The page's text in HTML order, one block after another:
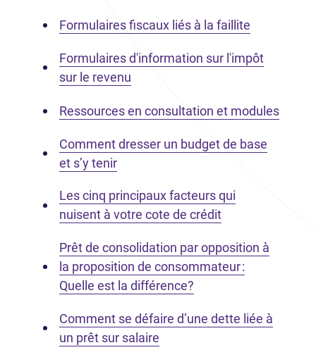
Formulaires fiscaux liés à la faillite
Formulaires d'information sur l'impôt
sur le revenu
Ressources en consultation et modules
Comment dresser un budget de base
et s’y tenir
Les cinq principaux facteurs qui
nuisent à votre cote de crédit
Prêt de consolidation par opposition à
la proposition de consommateur :
Quelle est la différence?
Comment se défaire d’une dette liée à
un prêt sur salaire